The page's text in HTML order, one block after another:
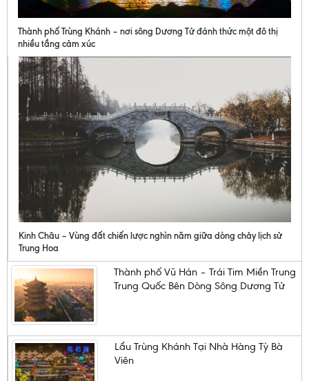
Thành phố Trùng Khánh – nơi sông Dương Tử đánh thức một đô thị
nhiều tầng cảm xúc
Kinh Châu – Vùng đất chiến lược nghìn năm giữa dòng chảy lịch sử
Trung Hoa
Thành phố Vũ Hán – Trái Tim Miền Trung
Trung Quốc Bên Dòng Sông Dương Tử
Lẩu Trùng Khánh Tại Nhà Hàng Tỳ Bà
Viên